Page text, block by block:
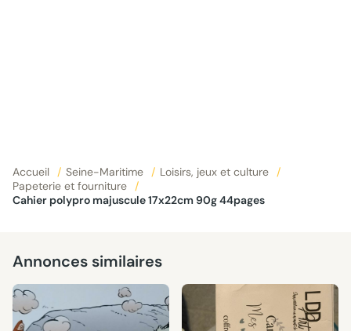
Accueil / Seine-Maritime / Loisirs, jeux et culture
/
Papeterie et fourniture
/
Cahier polypro majuscule 17x22cm 90g 44pages
Annonces similaires